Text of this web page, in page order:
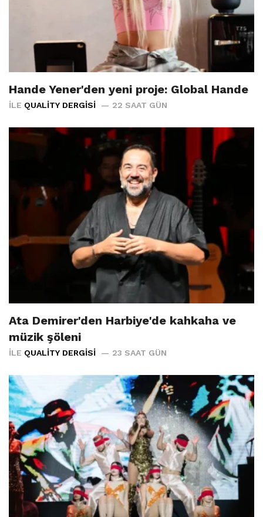
Hande Yener'den yeni proje: Global Hande
İLE QUALITY DERGISI 22 SAAT GÜN
Ata Demirer'den Harbiye'de kahkaha ve
müzik şöleni
İLE QUALITY DERGISI 23 SAAT GÜN